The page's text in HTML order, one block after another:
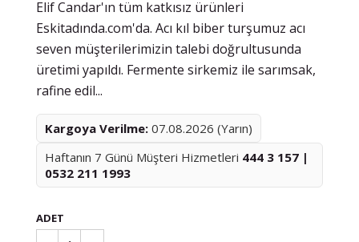
Elif Candar'ın tüm katkısız ürünleri
Eskitadında.com'da. Acı kıl biber turşumuz acı
seven müşterilerimizin talebi doğrultusunda
üretimi yapıldı. Fermente sirkemiz ile sarımsak,
rafine edil...
Kargoya Verilme: 07.08.2026 (Yarın)
Haftanın 7 Günü Müşteri Hizmetleri 444 3 157 |
0532 211 1993
ADET